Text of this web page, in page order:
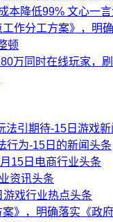
本降低99% 文心一
作分工方案》，
顿
万同时在线玩家，
法引期待-15日游戏
行为-15日的新闻头条
15日电商行业头条
资讯头条
游戏行业热点头条
》，明确落实《政